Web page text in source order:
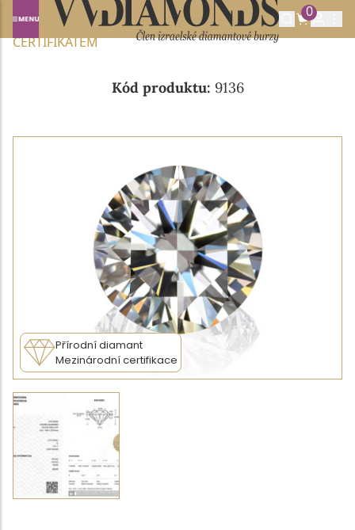
0
Domů NABÍDKA DIAMANTŮ
0.19CT G/VVS1 S IGI
CERTIFIKÁTEM
Kód produktu: 9136
Přírodní diamant
Mezinárodní certifikace